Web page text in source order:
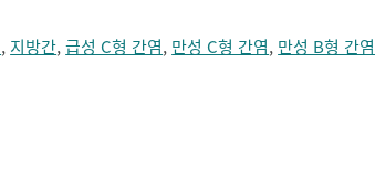
, 지방간,급성 C형 간염, 만성 C형 간염, 만성 B형 간염